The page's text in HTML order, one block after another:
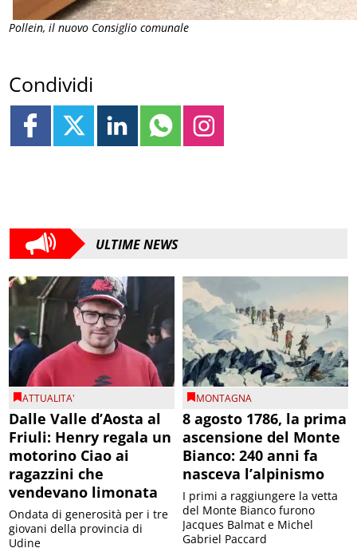
Pollein, il nuovo Consiglio comunale
Condividi
ULTIME NEWS
ATTUALITA'
Dalle Valle d’Aosta al
Friuli: Henry regala un
motorino Ciao ai
ragazzini che
vendevano limonata
Ondata di generosità per i tre
giovani della provincia di
Udine
MONTAGNA
8 agosto 1786, la prima
ascensione del Monte
Bianco: 240 anni fa
nasceva l’alpinismo
I primi a raggiungere la vetta
del Monte Bianco furono
Jacques Balmat e Michel
Gabriel Paccard